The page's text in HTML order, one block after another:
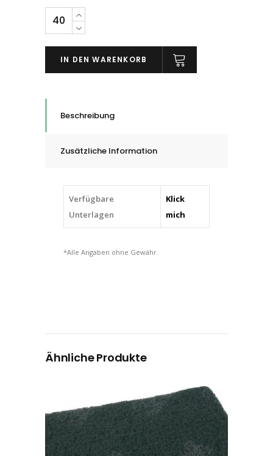
Scotch-
Handpad
Clean
quantity
IN DEN WARENKORB
Beschreibung
Zusätzliche Information
Verfügbare
Unterlagen
Klick
mich
*Alle Angaben ohne Gewähr.
Ähnliche Produkte